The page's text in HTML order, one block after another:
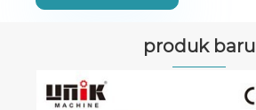
produk baru